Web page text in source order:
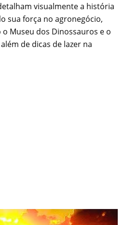
visualmente a história
sua força no agronegócio,
Museu dos Dinossauros e o
de dicas de lazer na